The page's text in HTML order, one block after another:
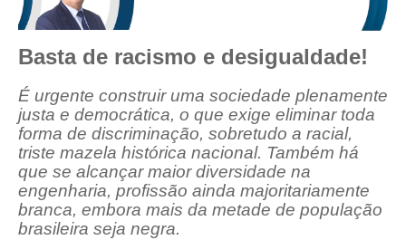
ORGANOGRAMA
CRESCE BRASIL
CONSELHO TECNOLÓGICO
HISTÓRICO E ATUAÇÃO
COMPOSIÇÃO
CONSELHOS ASSESSORES
Basta de racismo e desigualdade!
É urgente construir uma sociedade plenamente
justa e democrática, o que exige eliminar toda
forma de discriminação, sobretudo a racial,
triste mazela histórica nacional. Também há
que se alcançar maior diversidade na
engenharia, profissão ainda majoritariamente
branca, embora mais da metade de população
brasileira seja negra.